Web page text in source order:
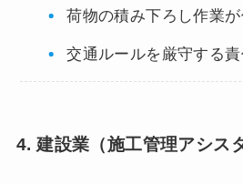
荷物の積み下ろし作業が
交通ルールを厳守する責
4. 建設業（施工管理アシス